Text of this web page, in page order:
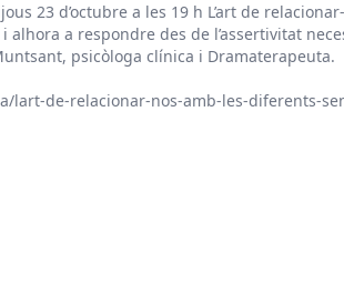
23 d’octubre a les 19 h L’art de
a respondre des de l’assertivitat
psicòloga clínica i Dramaterapeuta.
lart-de-relacionar-nos-amb-les-diferents-